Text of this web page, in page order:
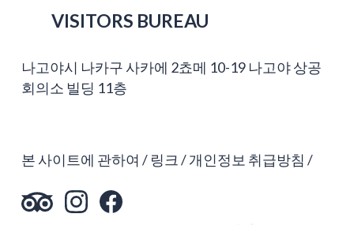
VISITORS BUREAU
나고야시 나카구 사카에 2쵸메 10-19 나고야 상공
회의소 빌딩 11층
본 사이트에 관하여 링크 개인정보 취급방침